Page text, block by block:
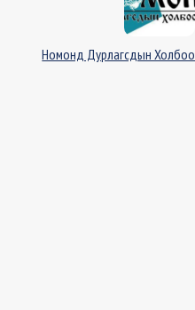
Номонд Дурлагсдын Холбоо